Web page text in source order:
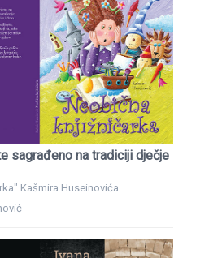
sagrađeno na tradiciji dječje
Kašmira Huseinovića...